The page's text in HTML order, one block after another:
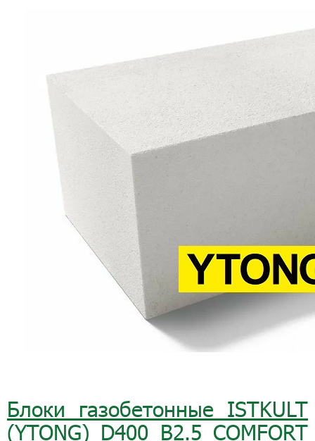
Блоки газобетонные ISTKULT
(YTONG) D400 B2.5 COMFORT